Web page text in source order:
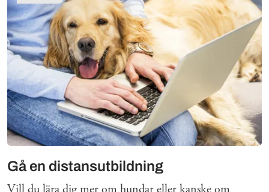
Gå en distansutbildning